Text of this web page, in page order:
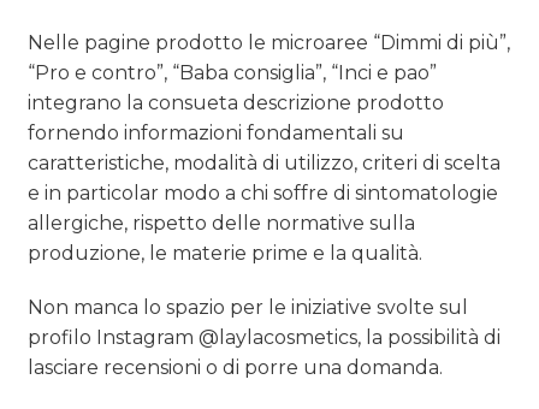
Nelle pagine prodotto le microaree “Dimmi di più”,
“Pro e contro”, “Baba consiglia”, “Inci e pao”
integrano la consueta descrizione prodotto
fornendo informazioni fondamentali su
caratteristiche, modalità di utilizzo, criteri di scelta
e in particolar modo a chi soffre di sintomatologie
allergiche, rispetto delle normative sulla
produzione, le materie prime e la qualità.
Non manca lo spazio per le iniziative svolte sul
profilo Instagram @laylacosmetics, la possibilità di
lasciare recensioni o di porre una domanda.